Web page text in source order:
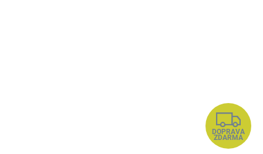
Z
A
DOPRAVA
ZDARMA